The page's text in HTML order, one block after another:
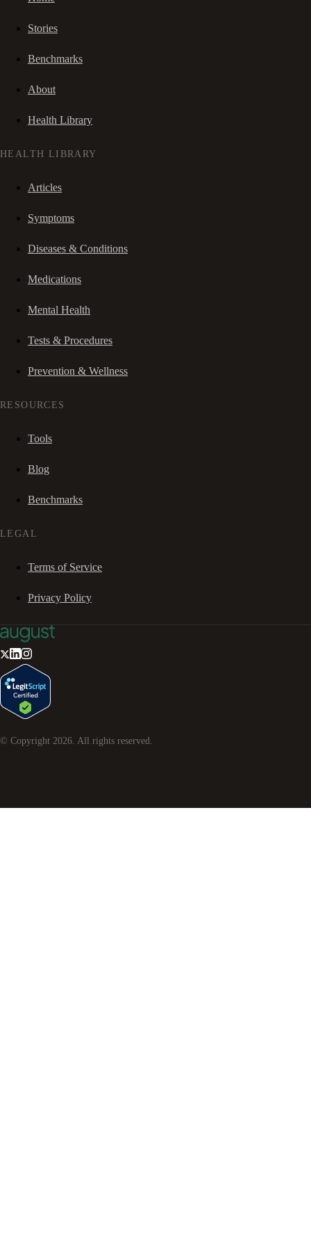
Stories
Benchmarks
About
Health Library
HEALTH LIBRARY
Articles
Symptoms
Diseases & Conditions
Medications
Mental Health
Tests & Procedures
Prevention & Wellness
RESOURCES
Tools
Blog
Benchmarks
LEGAL
Terms of Service
Privacy Policy
© Copyright 2026 . All rights reserved.